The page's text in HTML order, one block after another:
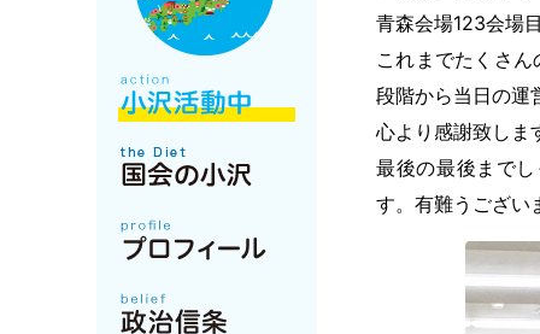
青森会場123会場
これまでたくさ
段階から当日の運
心より感謝致しま
最後の最後まで
す。有難うござい